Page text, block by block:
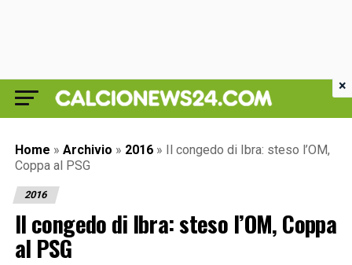
Home » Archivio » 2016 » Il congedo di Ibra: steso l’OM,
Coppa al PSG
2016
Il congedo di Ibra: steso l’OM, Coppa
al PSG
×